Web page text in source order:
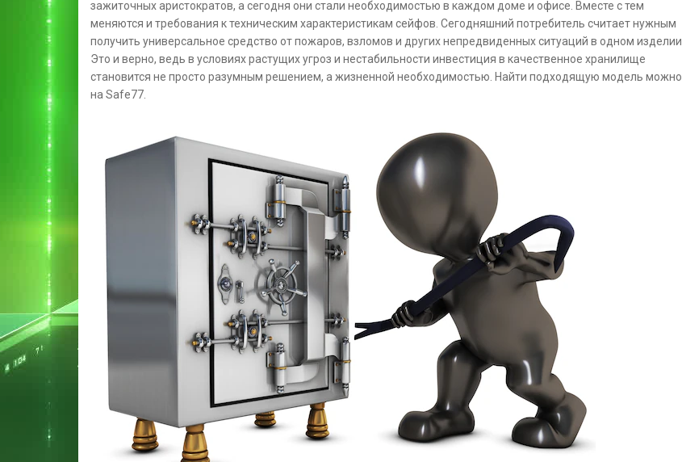
зажиточных аристократов, а сегодня они стали необходимостью в каждом доме и офисе. Вместе с тем
меняются и требования к техническим характеристикам сейфов. Сегодняшний потребитель считает нужным
получить универсальное средство от пожаров, взломов и других непредвиденных ситуаций в одном изделии.
Это и верно, ведь в условиях растущих угроз и нестабильности инвестиция в качественное хранилище
становится не просто разумным решением, а жизненной необходимостью. Найти подходящую модель можно
на Safe77.